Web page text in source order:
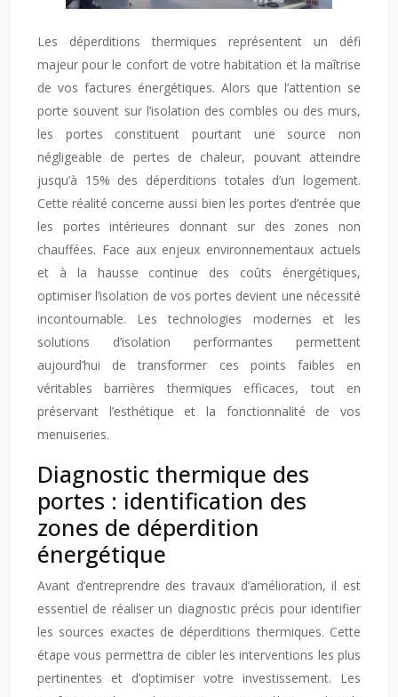
Les déperditions thermiques représentent un défi
majeur pour le confort de votre habitation et la maîtrise
de vos factures énergétiques. Alors que l’attention se
porte souvent sur l’isolation des combles ou des murs,
les portes constituent pourtant une source non
négligeable de pertes de chaleur, pouvant atteindre
jusqu’à 15% des déperditions totales d’un logement.
Cette réalité concerne aussi bien les portes d’entrée que
les portes intérieures donnant sur des zones non
chauffées. Face aux enjeux environnementaux actuels
et à la hausse continue des coûts énergétiques,
optimiser l’isolation de vos portes devient une nécessité
incontournable. Les technologies modernes et les
solutions d’isolation performantes permettent
aujourd’hui de transformer ces points faibles en
véritables barrières thermiques efficaces, tout en
préservant l’esthétique et la fonctionnalité de vos
menuiseries.
Diagnostic thermique des
portes : identification des
zones de déperdition
énergétique
Avant d’entreprendre des travaux d’amélioration, il est
essentiel de réaliser un diagnostic précis pour identifier
les sources exactes de déperditions thermiques. Cette
étape vous permettra de cibler les interventions les plus
pertinentes et d’optimiser votre investissement. Les